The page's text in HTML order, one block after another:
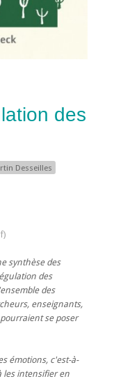
des
Desseilles
synthèse des
des
des
enseignants,
se poser
émotions, c'est-à-
les intensifier en